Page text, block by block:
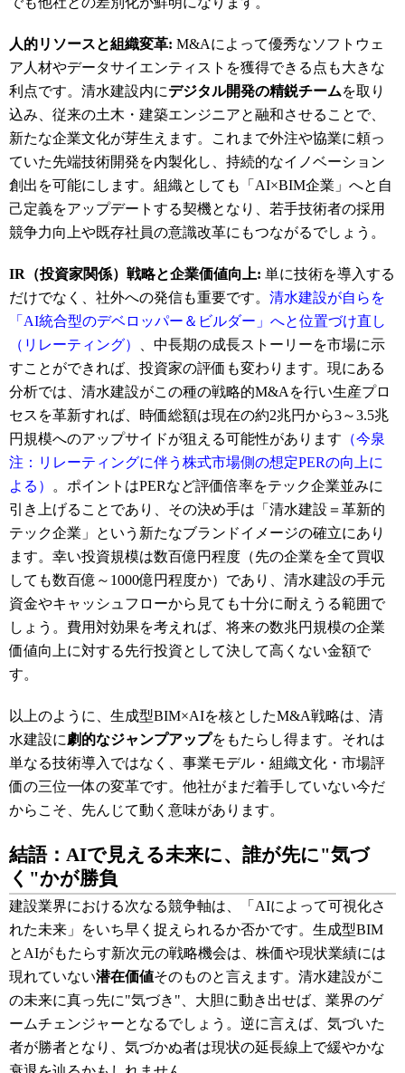
人的リソースと組織変革: M&Aによって優秀なソフトウェ
ア人材やデータサイエンティストを獲得できる点も大きな
利点です。清水建設内にデジタル開発の精鋭チームを取り
込み、従来の土木・建築エンジニアと融和させることで、
新たな企業文化が芽生えます。これまで外注や協業に頼っ
ていた先端技術開発を内製化し、持続的なイノベーション
創出を可能にします。組織としても「AI×BIM企業」へと自
己定義をアップデートする契機となり、若手技術者の採用
競争力向上や既存社員の意識改革にもつながるでしょう。
IR（投資家関係）戦略と企業価値向上: 単に技術を導入する
だけでなく、社外への発信も重要です。 清水建設が自らを
「AI統合型のデベロッパー＆ビルダー」へと位置づけ直し
（リレーティング）
、中長期の成長ストーリーを市場に示
すことができれば、投資家の評価も変わります。現にある
分析では、清水建設がこの種の戦略的M&Aを行い生産プロ
セスを革新すれば、時価総額は現在の約2兆円から3～3.5兆
円規模へのアップサイドが狙える可能性があります （今泉
注：リレーティングに伴う株式市場側の想定PERの向上に
よる）
。ポイントはPERなど評価倍率をテック企業並みに
引き上げることであり、その決め手は「清水建設＝革新的
テック企業」という新たなブランドイメージの確立にあり
ます。幸い投資規模は数百億円程度（先の企業を全て買収
しても数百億～1000億円程度か）であり、清水建設の手元
資金やキャッシュフローから見ても十分に耐えうる範囲で
しょう 。費用対効果を考えれば、将来の数兆円規模の企業
価値向上に対する先行投資として決して高くない金額で
す。
以上のように、生成型BIM×AIを核としたM&A戦略は、清
水建設に劇的なジャンプアップをもたらし得ます。それは
単なる技術導入ではなく、事業モデル・組織文化・市場評
価の三位一体の変革です。他社がまだ着手していない今だ
からこそ、先んじて動く意味があります。
結語：AIで見える未来に、誰が先に"気づ
く"かが勝負
建設業界における次なる競争軸は、「AIによって可視化さ
れた未来」をいち早く捉えられるか否かです。生成型BIM
とAIがもたらす新次元の戦略機会は、株価や現状業績には
現れていない潜在価値そのものと言えます。清水建設がこ
の未来に真っ先に"気づき"、大胆に動き出せば、業界のゲ
ームチェンジャーとなるでしょう。逆に言えば、気づいた
者が勝者となり、気づかぬ者は現状の延長線上で緩やかな